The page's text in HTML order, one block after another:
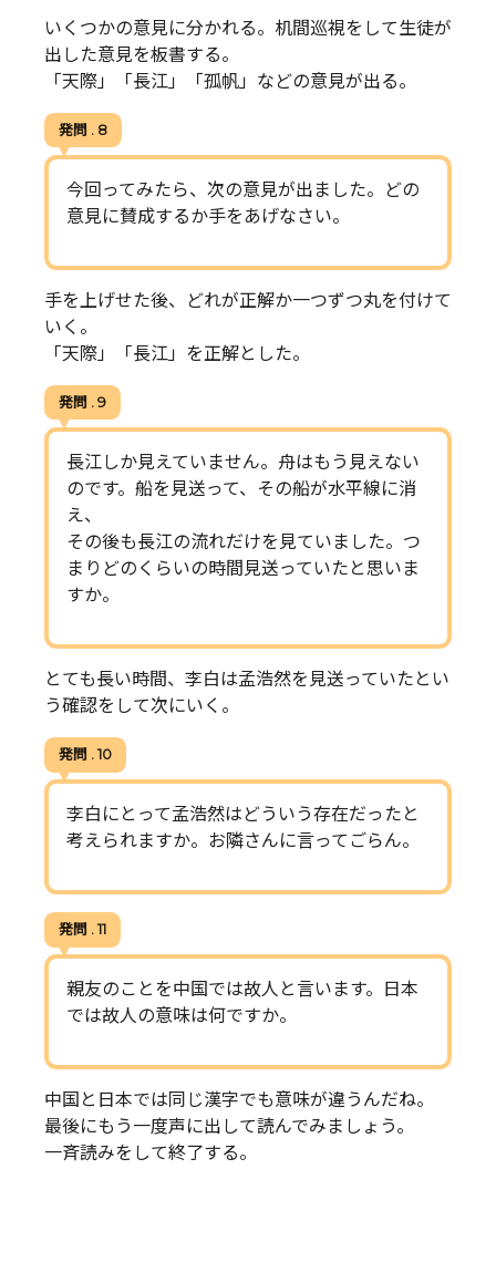
いくつかの意見に分かれる。机間巡視をして生徒が
出した意見を板書する。
「天際」「長江」「孤帆」などの意見が出る。
発問 . 8
今回ってみたら、次の意見が出ました。どの
意見に賛成するか手をあげなさい。
手を上げせた後、どれが正解か一つずつ丸を付けて
いく。
「天際」「長江」を正解とした。
発問 . 9
長江しか見えていません。舟はもう見えない
のです。船を見送って、その船が水平線に消
え、
その後も長江の流れだけを見ていました。つ
まりどのくらいの時間見送っていたと思いま
すか。
とても長い時間、李白は孟浩然を見送っていたとい
う確認をして次にいく。
発問 . 10
李白にとって孟浩然はどういう存在だったと
考えられますか。お隣さんに言ってごらん。
発問 . 11
親友のことを中国では故人と言います。日本
では故人の意味は何ですか。
中国と日本では同じ漢字でも意味が違うんだね。
最後にもう一度声に出して読んでみましょう。
一斉読みをして終了する。